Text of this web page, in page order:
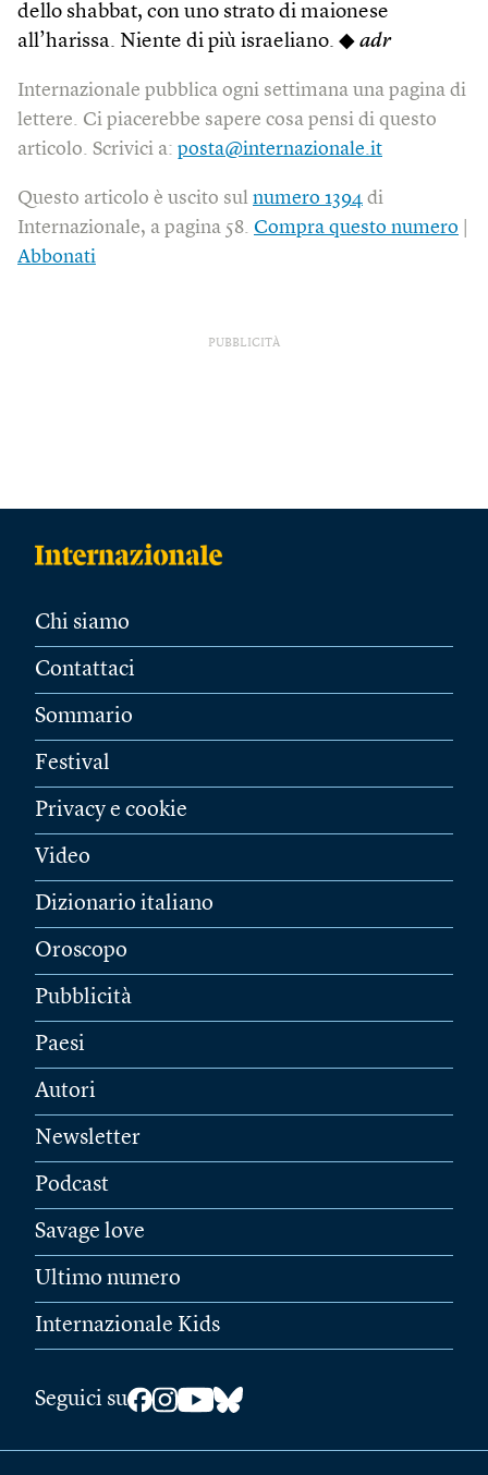
dello shabbat, con uno strato di maionese
all’harissa. Niente di più israeliano. ◆ adr
Internazionale pubblica ogni settimana una pagina di
lettere. Ci piacerebbe sapere cosa pensi di questo
articolo. Scrivici a: posta@internazionale.it
Questo articolo è uscito sul numero 1394 di
Internazionale, a pagina 58. Compra questo numero
Abbonati
PUBBLICITÀ
Chi siamo
Contattaci
Sommario
Festival
Privacy e cookie
Video
Dizionario italiano
Oroscopo
Pubblicità
Paesi
Autori
Newsletter
Podcast
Savage love
Ultimo numero
Internazionale Kids
Seguici su